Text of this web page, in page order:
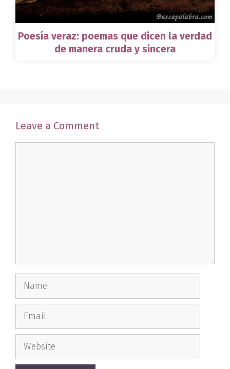
Poesía veraz: poemas que dicen la verdad
de manera cruda y sincera
Leave a Comment
Name
Email
Website